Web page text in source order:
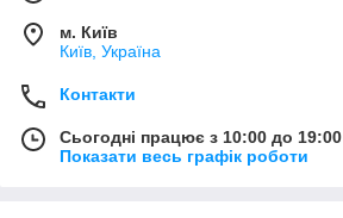
м. Київ
Київ, Україна
Контакти
Сьогодні працює з 10:00 до 19:00
Показати весь графік роботи